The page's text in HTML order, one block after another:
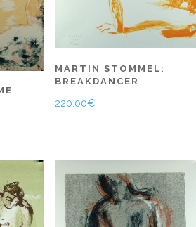
MARTIN STOMMEL:
BREAKDANCER
220.00€